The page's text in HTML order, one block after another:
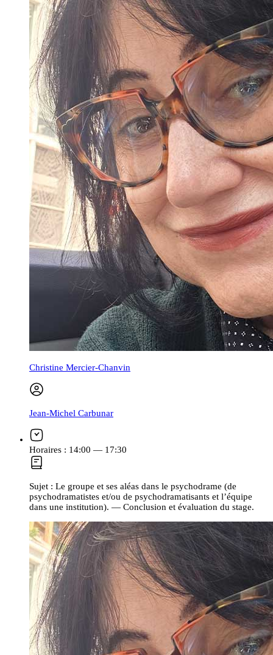
Christine Mercier-Chanvin
Jean-Michel Carbunar
Horaires : 14:00 — 17:30
Sujet : Le groupe et ses aléas dans le psychodrame (de
psychodramatistes et/ou de psychodramatisants et l’équipe
dans une institution). — Conclusion et évaluation du stage.